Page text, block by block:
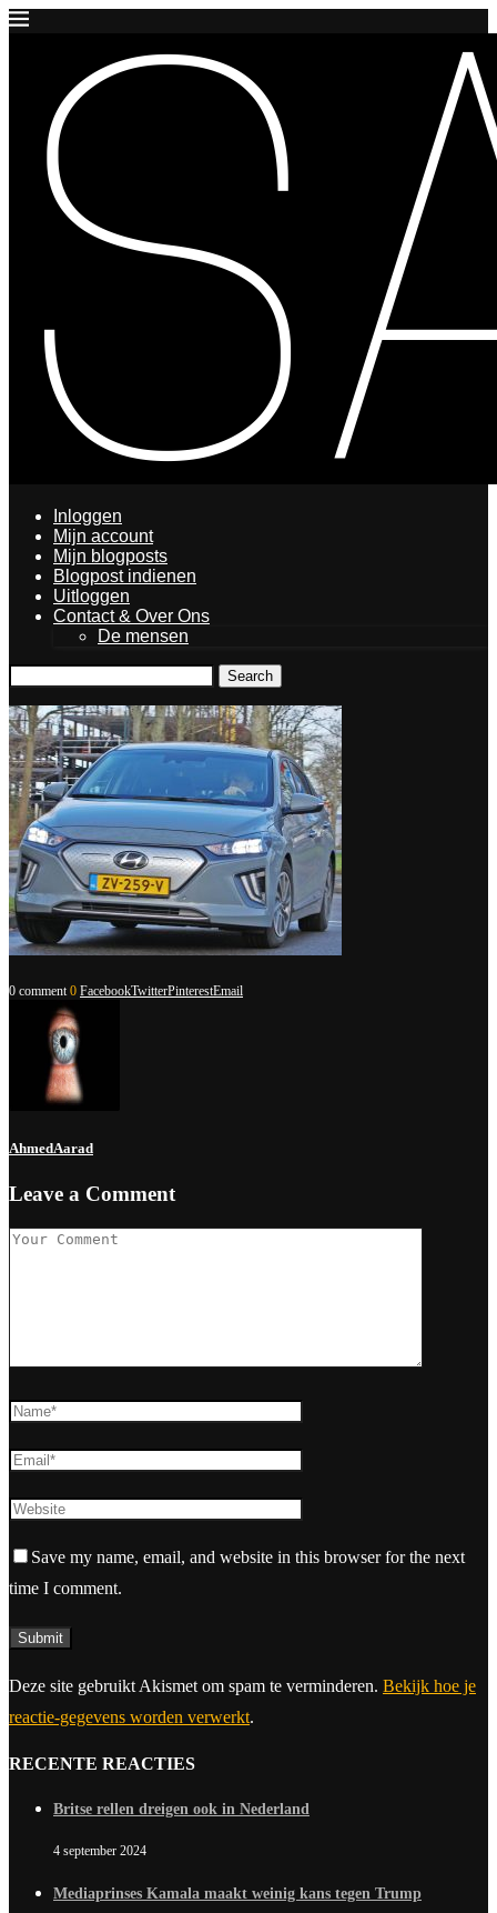
Inloggen
Mijn account
Mijn blogposts
Blogpost indienen
Uitloggen
Contact & Over Ons
De mensen
Search
0 comment 0 FacebookTwitterPinterestEmail
AhmedAarad
Leave a Comment
Save my name, email, and website in this browser for the next
time I comment.
Deze site gebruikt Akismet om spam te verminderen. Bekijk hoe je
reactie-gegevens worden verwerkt.
RECENTE REACTIES
Britse rellen dreigen ook in Nederland
4 september 2024
Mediaprinses Kamala maakt weinig kans tegen Trump